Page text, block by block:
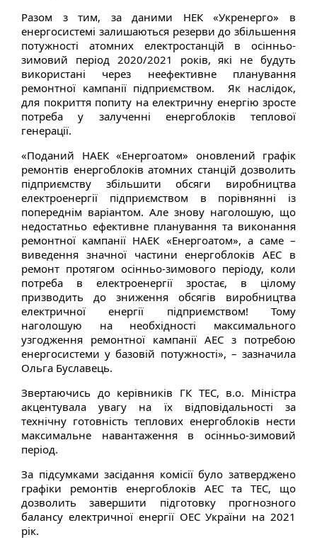
Разом з тим, за даними НЕК «Укренерго» в
енергосистемі залишаються резерви до збільшення
потужності атомних електростанцій в осінньо-
зимовий період 2020/2021 років, які не будуть
використані через неефективне планування
ремонтної кампанії підприємством. Як наслідок,
для покриття попиту на електричну енергію зросте
потреба у залученні енергоблоків теплової
генерації.
«Поданий НАЕК «Енергоатом» оновлений графік
ремонтів енергоблоків атомних станцій дозволить
підприємству збільшити обсяги виробництва
електроенергії підприємством в порівнянні із
попереднім варіантом. Але знову наголошую, що
недостатньо ефективне планування та виконання
ремонтної кампанії НАЕК «Енергоатом», а саме –
виведення значної частини енергоблоків АЕС в
ремонт протягом осінньо-зимового періоду, коли
потреба в електроенергії зростає, в цілому
призводить до зниження обсягів виробництва
електричної енергії підприємством! Тому
наголошую на необхідності максимального
узгодження ремонтної кампанії АЕС з потребою
енергосистеми у базовій потужності», – зазначила
Ольга Буславець.
Звертаючись до керівників ГК ТЕС, в.о. Міністра
акцентувала увагу на їх відповідальності за
технічну готовність теплових енергоблоків нести
максимальне навантаження в осінньо-зимовий
період.
За підсумками засідання комісії було затверджено
графіки ремонтів енергоблоків АЕС та ТЕС, що
дозволить завершити підготовку прогнозного
балансу електричної енергії ОЕС України на 2021
рік.